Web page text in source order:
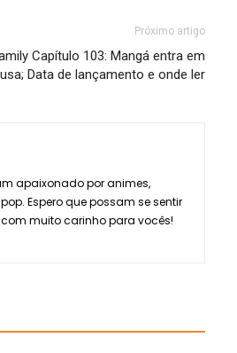
Próximo artigo
Capítulo 103: Mangá entra em
Data de lançamento e onde ler
apaixonado por animes,
Espero que possam se sentir
muito carinho para vocês!